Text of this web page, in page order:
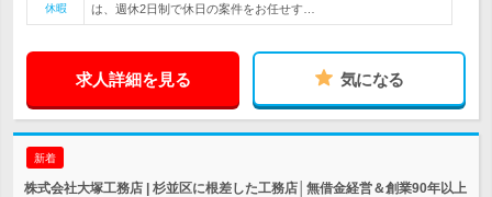
休暇
は、週休2日制で休日の案件をお任せす…
求人詳細を見る 気になる
新着
株式会社大塚工務店 | 杉並区に根差した工務店│無借金経営＆創業90年以上